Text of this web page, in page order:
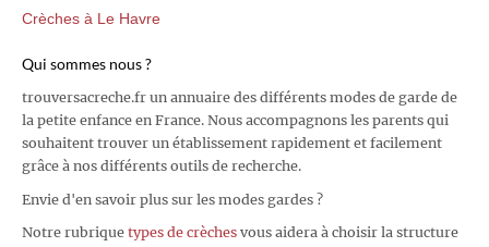
Crèches à Le Havre
Qui sommes nous ?
trouversacreche.fr un annuaire des différents modes de garde de
la petite enfance en France. Nous accompagnons les parents qui
souhaitent trouver un établissement rapidement et facilement
grâce à nos différents outils de recherche.
Envie d'en savoir plus sur les modes gardes ?
Notre rubrique types de crèches vous aidera à choisir la structure